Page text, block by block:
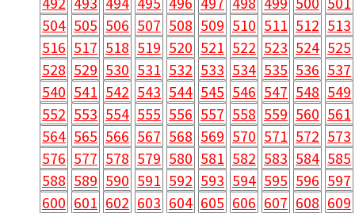
504 505 506 507 508 509 510 511 512 513
516 517 518 519 520 521 522 523 524 525
528 529 530 531 532 533 534 535 536 537
540 541 542 543 544 545 546 547 548 549
552 553 554 555 556 557 558 559 560 561
564 565 566 567 568 569 570 571 572 573
576 577 578 579 580 581 582 583 584 585
588 589 590 591 592 593 594 595 596 597
600 601 602 603 604 605 606 607 608 609